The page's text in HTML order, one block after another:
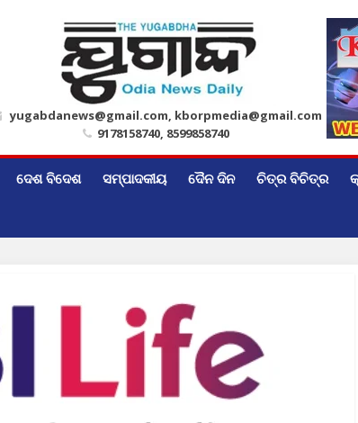
yugabdanews@gmail.com, kborpmedia@gmail.com
9178158740, 8599858740
ଦେଶ ବିଦେଶ ସମ୍ପାଦକୀୟ ଦୈନ ଦିନ ଚିତ୍ର ବିଚିତ୍ର